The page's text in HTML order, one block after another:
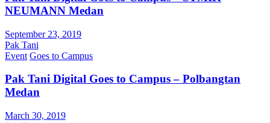
NEUMANN Medan
September 23, 2019
Pak Tani
Event Goes to Campus
Pak Tani Digital Goes to Campus – Polbangtan
Medan
March 30, 2019